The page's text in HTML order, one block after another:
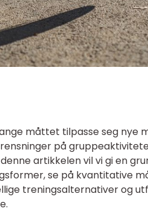
måttet tilpasse seg nye
på
artikkelen vil vi gi en
se på kvantitative
treningsalternativer og